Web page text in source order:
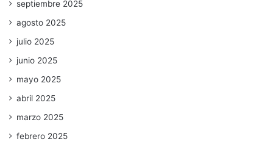
septiembre 2025
agosto 2025
julio 2025
junio 2025
mayo 2025
abril 2025
marzo 2025
febrero 2025